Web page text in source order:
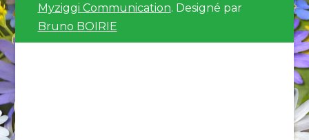
Myziggi Communication. Designé par
Bruno BOIRIE